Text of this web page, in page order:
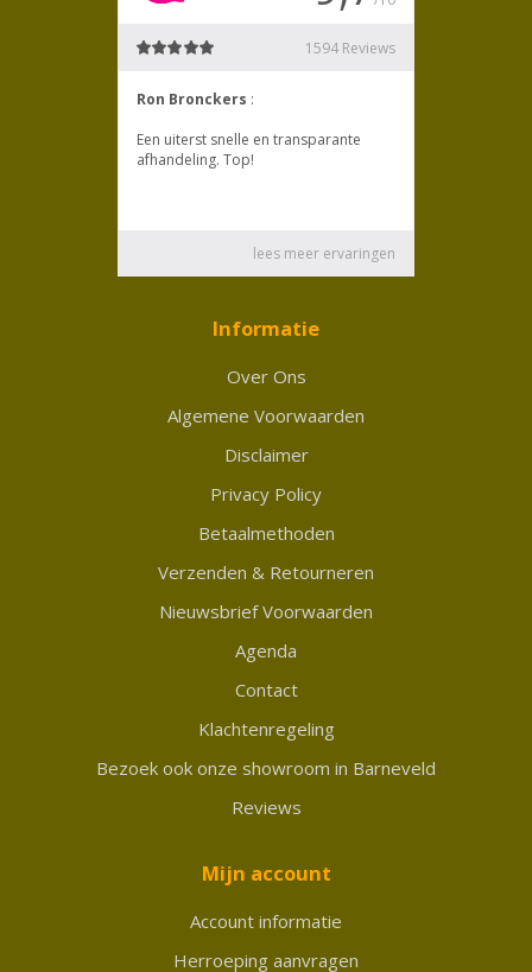
Informatie
Over Ons
Algemene Voorwaarden
Disclaimer
Privacy Policy
Betaalmethoden
Verzenden & Retourneren
Nieuwsbrief Voorwaarden
Agenda
Contact
Klachtenregeling
Bezoek ook onze showroom in Barneveld
Reviews
Mijn account
Account informatie
Herroeping aanvragen